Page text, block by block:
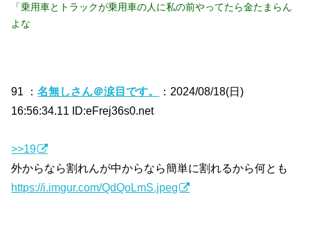
「乗用車とトラックが乗用車の人に私の前やってたら金たまらん
よな
91 ：名無しさん＠涙目です。
：2024/08/18(日)
16:56:34.11 ID:eFrej36s0.net
>>19
外からなら割れんが中からなら簡単に割れるから何とも
https://i.imgur.com/QdQoLmS.jpeg